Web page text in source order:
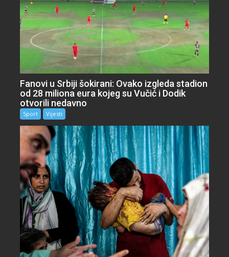
Fanovi u Srbiji šokirani: Ovako izgleda stadion
od 28 miliona eura kojeg su Vučić i Dodik
otvorili nedavno
Sport Vijesti